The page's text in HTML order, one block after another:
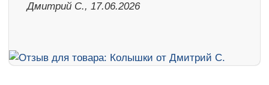
Дмитрий С., 17.06.2026